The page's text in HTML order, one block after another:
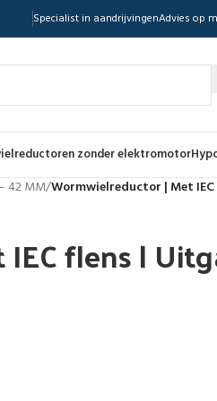
Specialist in aandrijvingenAdvies op
zonder elektromotor
42 MM/Wormwielreductor | Met
flens |